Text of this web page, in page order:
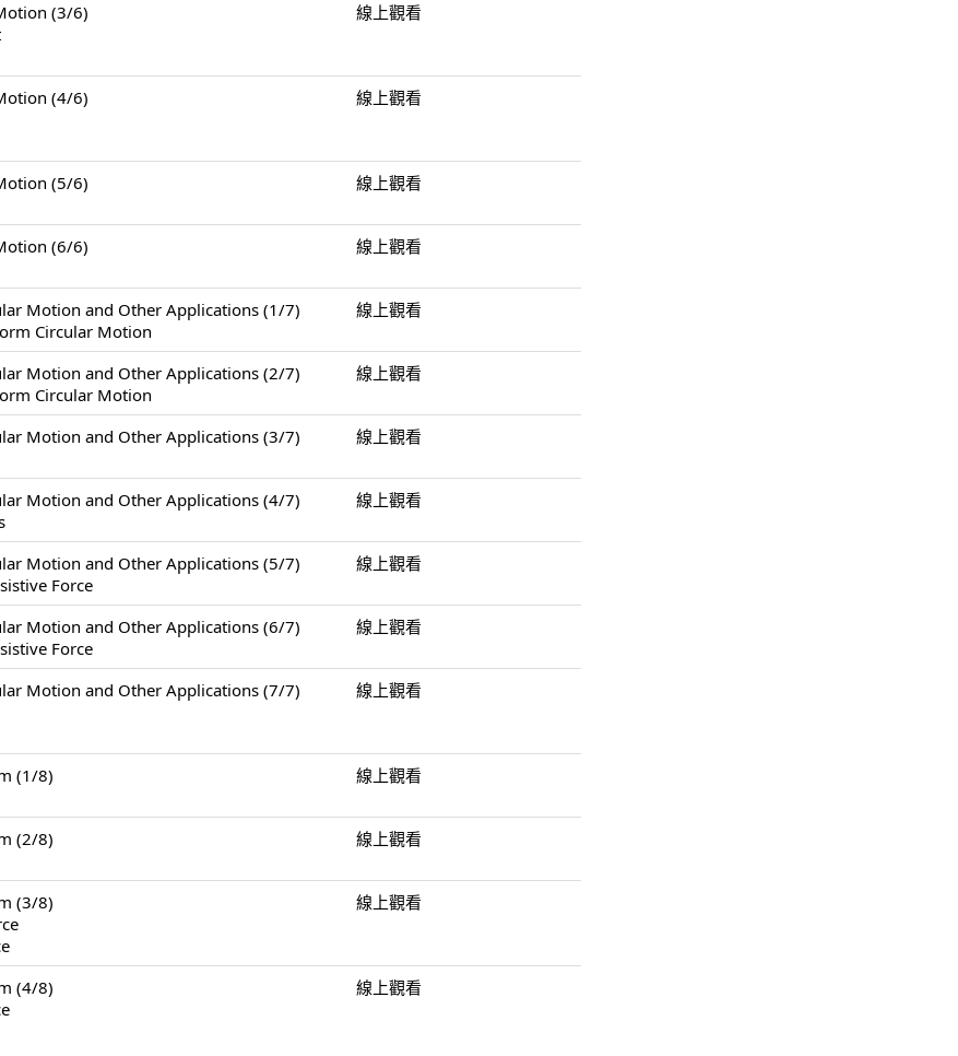
(3/6)
線上觀看
(4/6)
線上觀看
(5/6)
線上觀看
(6/6)
線上觀看
Motion and Other Applications (1/7)
Circular Motion
線上觀看
Motion and Other Applications (2/7)
Circular Motion
線上觀看
Motion and Other Applications (3/7)
線上觀看
Motion and Other Applications (4/7)
線上觀看
Motion and Other Applications (5/7)
Force
線上觀看
Motion and Other Applications (6/7)
Force
線上觀看
Motion and Other Applications (7/7)
線上觀看
(1/8)
線上觀看
(2/8)
線上觀看
(3/8)
線上觀看
(4/8)
線上觀看